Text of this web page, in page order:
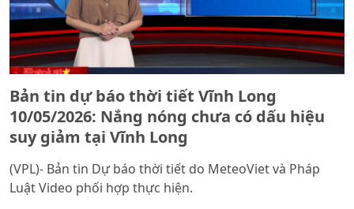
Bản tin dự báo thời tiết Vĩnh Long
10/05/2026: Nắng nóng chưa có dấu hiệu
suy giảm tại Vĩnh Long
(VPL)- Bản tin Dự báo thời tiết do MeteoViet và Pháp
Luật Video phối hợp thực hiện.